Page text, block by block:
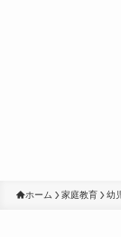
ホーム 家庭教育 幼